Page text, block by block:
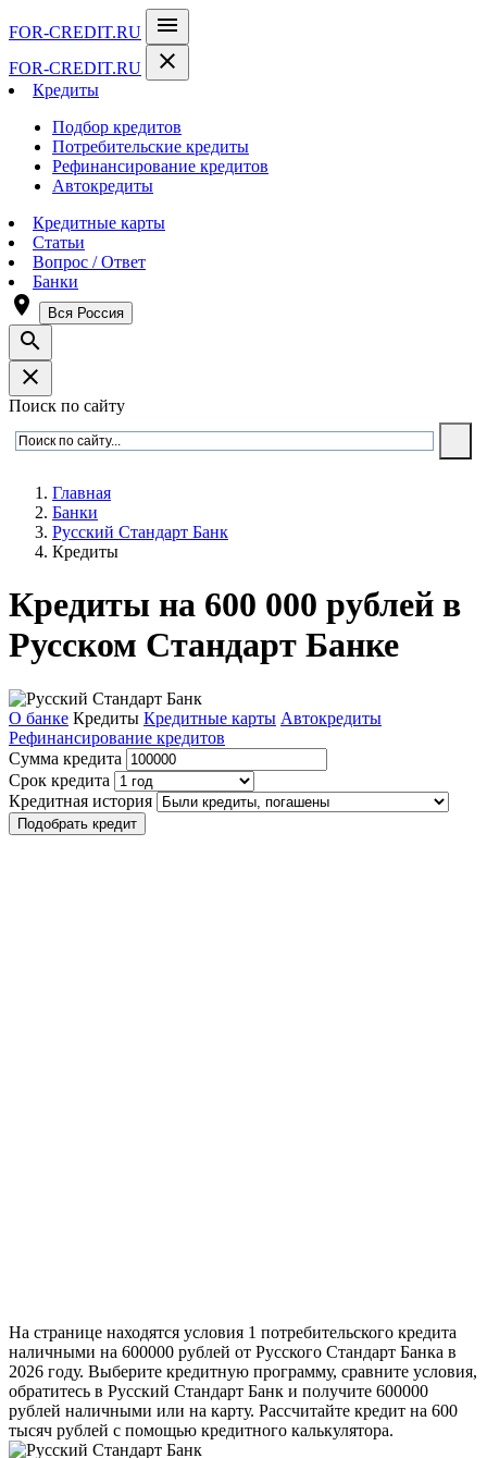
FOR-CREDIT.RU menu
FOR-CREDIT.RU close
Кредиты
Подбор кредитов
Потребительские кредиты
Рефинансирование кредитов
Автокредиты
Кредитные карты
Статьи
Вопрос / Ответ
Банки
room Вся Россия
search
close
Поиск по сайту
Главная
Банки
Русский Стандарт Банк
Кредиты
Кредиты на 600 000 рублей в
Русском Стандарт Банке
О банке Кредиты Кредитные карты Автокредиты
Рефинансирование кредитов
Сумма кредита
Срок кредита
Кредитная история
Подобрать кредит
На странице находятся условия 1 потребительского кредита
наличными на 600000 рублей от Русского Стандарт Банка в
2026 году. Выберите кредитную программу, сравните условия,
обратитесь в Русский Стандарт Банк и получите 600000
рублей наличными или на карту. Рассчитайте кредит на 600
тысяч рублей с помощью кредитного калькулятора.